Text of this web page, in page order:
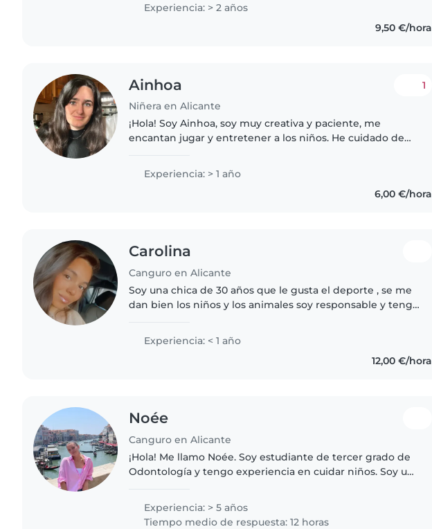
Experiencia: > 2 años
9,50 €/hora
Ainhoa
Niñera en Alicante
1
¡Hola! Soy Ainhoa, soy muy creativa y paciente, me
encantan jugar y entretener a los niños. He cuidado de
Actualmente estoy dando clases..
Experiencia: > 1 año
6,00 €/hora
Carolina
Canguro en Alicante
Soy una chica de 30 años que le gusta el deporte , se me
dan bien los niños y los animales soy responsable y tengo
hacer planes..
Experiencia: < 1 año
12,00 €/hora
Noée
Canguro en Alicante
¡Hola! Me llamo Noée. Soy estudiante de tercer grado de
Odontología y tengo experiencia en cuidar niños. Soy una
también puedo..
Experiencia: > 5 años
Tiempo medio de respuesta: 12 horas